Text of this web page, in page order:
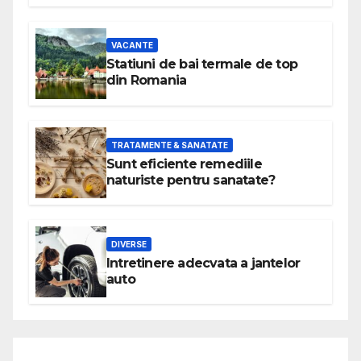
VACANTE
Statiuni de bai termale de top
din Romania
TRATAMENTE & SANATATE
Sunt eficiente remediile
naturiste pentru sanatate?
DIVERSE
Intretinere adecvata a jantelor
auto